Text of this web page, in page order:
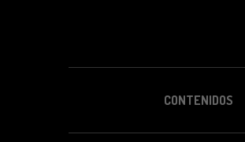
CONTENIDOS